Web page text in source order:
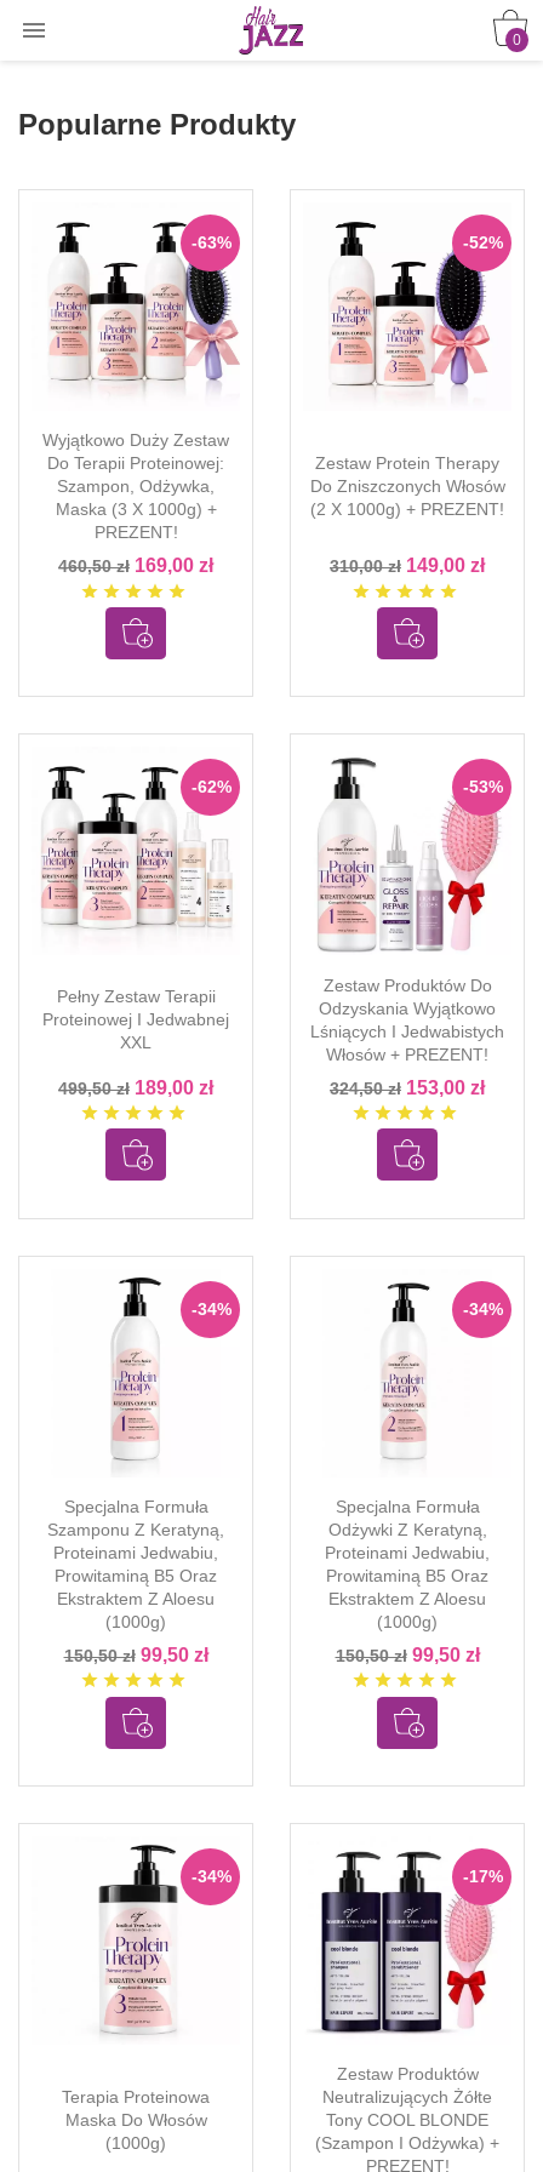
 0
Popularne Produkty
Wyjątkowo Duży Zestaw
Do Terapii Proteinowej:
Szampon, Odżywka,
Maska (3 X 1000g) +
PREZENT!
460,50 zł 169,00 zł
star star star star star
-63%
Zestaw Protein Therapy
Do Zniszczonych Włosów
(2 X 1000g) + PREZENT!
310,00 zł 149,00 zł
star star star star star
-52%
Pełny Zestaw Terapii
Proteinowej I Jedwabnej
XXL
499,50 zł 189,00 zł
star star star star star
-62%
Zestaw Produktów Do
Odzyskania Wyjątkowo
Lśniących I Jedwabistych
Włosów + PREZENT!
324,50 zł 153,00 zł
star star star star star
-53%
Specjalna Formuła
Szamponu Z Keratyną,
Proteinami Jedwabiu,
Prowitaminą B5 Oraz
Ekstraktem Z Aloesu
(1000g)
150,50 zł 99,50 zł
star star star star star
-34%
Specjalna Formuła
Odżywki Z Keratyną,
Proteinami Jedwabiu,
Prowitaminą B5 Oraz
Ekstraktem Z Aloesu
(1000g)
150,50 zł 99,50 zł
star star star star star
-34%
Terapia Proteinowa
Maska Do Włosów
(1000g)
-34%
Zestaw Produktów
Neutralizujących Żółte
Tony COOL BLONDE
(szampon I Odżywka) +
PREZENT!
-17%